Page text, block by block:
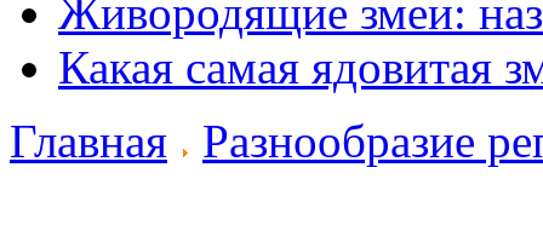
Живородящие змеи:
Какая самая ядовитая
Главная
Разнообразие